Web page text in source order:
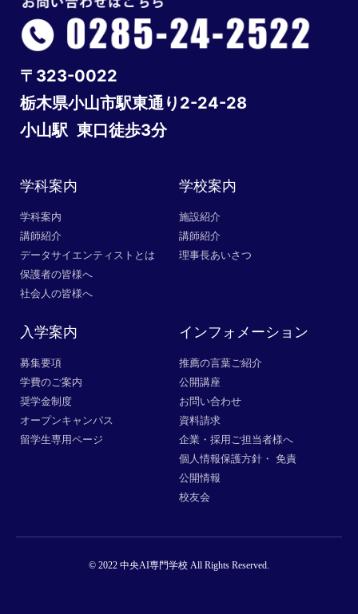
〒323-0022
栃木県小山市駅東通り2-24-28
小山駅 東口徒歩3分
学科案内
学科案内
講師紹介
データサイエンティストとは
保護者の皆様へ
社会人の皆様へ
学校案内
施設紹介
講師紹介
理事長あいさつ
入学案内
募集要項
学費のご案内
奨学金制度
オープンキャンパス
留学生専用ページ
インフォメーション
推薦の言葉ご紹介
公開講座
お問い合わせ
資料請求
企業・採用ご担当者様へ
個人情報保護方針・ 免責
公開情報
校友会
© 2022 中央AI専門学校 All Rights Reserved.